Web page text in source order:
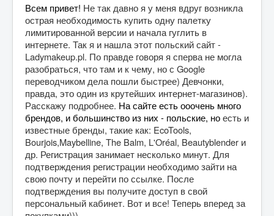
Всем привет! Не так давно я у меня вдруг возникла
острая необходимость купить одну палетку
лимитированной версии и начала гуглить в
интернете. Так я и нашла этот польский сайт -
Ladymakeup.pl. По правде говоря я сперва не могла
разобраться, что там и к чему, но с Google
переводчиком дела пошли быстрее) Девчонки,
правда, это один из крутейших интернет-магазинов).
Расскажу подробнее. На сайте есть ооочень много
брендов, и большинство из них - польские, но есть и
известные бренды, такие как: EcoTools,
Bourjois,Maybelline, The Balm, L'Oréal, Beautyblender и
др. Регистрация занимает несколько минут. Для
подтверждения регистрации необходимо зайти на
свою почту и перейти по ссылке. После
подтверждения вы получите доступ в свой
персональный кабинет. Вот и все! Теперь вперед за